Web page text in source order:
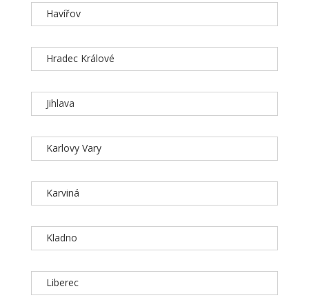
Havířov
Hradec Králové
Jihlava
Karlovy Vary
Karviná
Kladno
Liberec